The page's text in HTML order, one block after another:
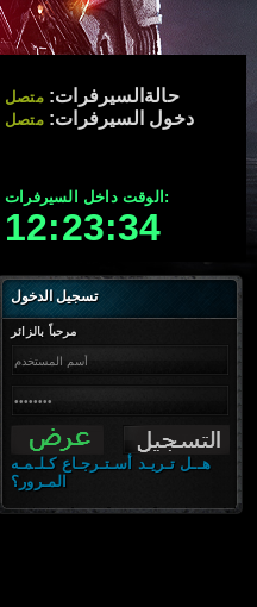
حالةالسيرفرات:متصل
دخول السيرفرات: متصل
الوقت داخل السيرفرات:
12:23:35
تسجيل الدخول
مرحباً بالزائر
هــل تـريـد أسـتـرجـاع كـلـمـه
المـرور؟